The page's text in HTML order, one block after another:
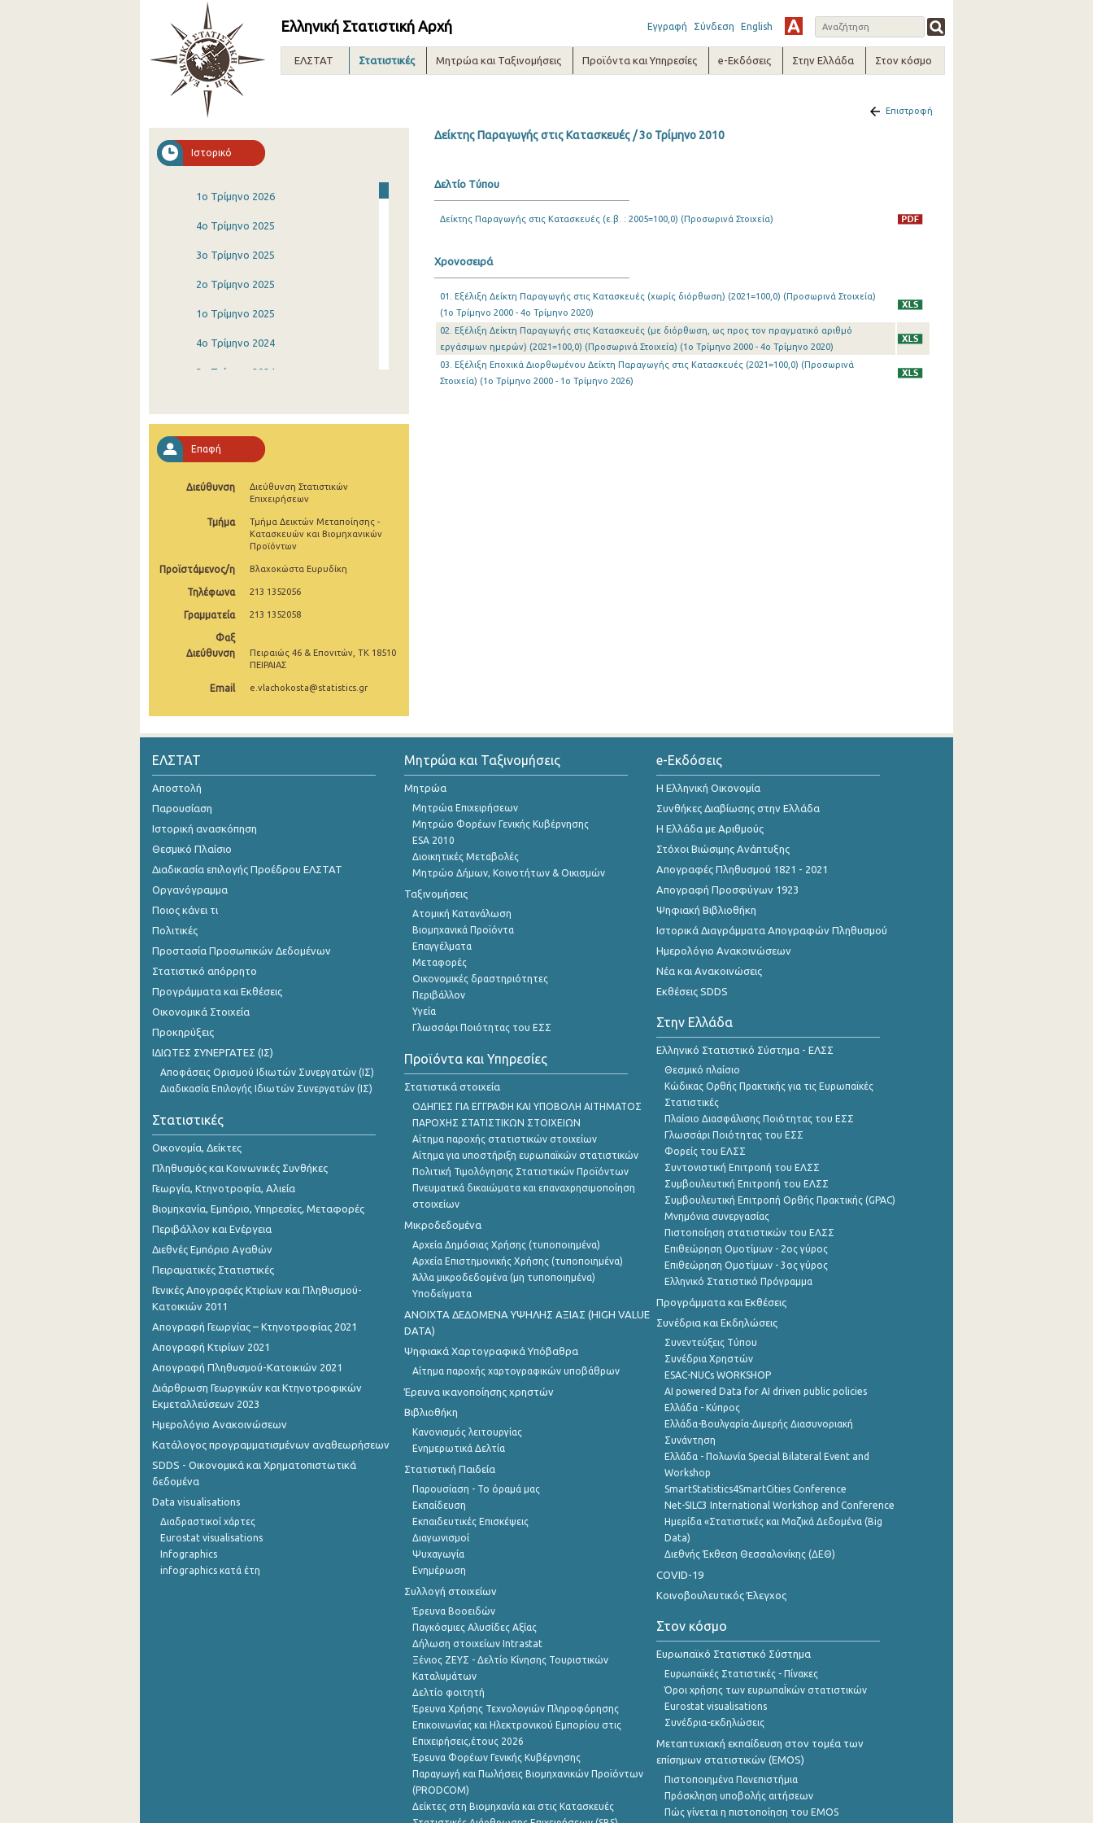
Ελληνική Στατιστική Αρχή Εγγραφή Σύνδεση English
ΕΛΣΤΑΤ Στατιστικές Μητρώα και Ταξινομήσεις Προϊόντα και Υπηρεσίες e-Εκδόσεις Στην Ελλάδα Στον κόσμο
Ιστορικό
1o Τρίμηνο 2026
4o Τρίμηνο 2025
3o Τρίμηνο 2025
2o Τρίμηνο 2025
1o Τρίμηνο 2025
4o Τρίμηνο 2024
3o Τρίμηνο 2024
4o Τρίμηνο 2023
3o Τρίμηνο 2023
2o Τρίμηνο 2023
1o Τρίμηνο 2023
4o Τρίμηνο 2022
2o Τρίμηνο 2022
1o Τρίμηνο 2022
4o Τρίμηνο 2021
2o Τρίμηνο 2021
1o Τρίμηνο 2021
4o Τρίμηνο 2020
2o Τρίμηνο 2020
4o Τρίμηνο 2019
3o Τρίμηνο 2019
2o Τρίμηνο 2019
1o Τρίμηνο 2019
4o Τρίμηνο 2018
3o Τρίμηνο 2018
1o Τρίμηνο 2018
4o Τρίμηνο 2017
3o Τρίμηνο 2017
1o Τρίμηνο 2017
3o Τρίμηνο 2016
1o Τρίμηνο 2016
4o Τρίμηνο 2015
3o Τρίμηνο 2015
1o Τρίμηνο 2015
4o Τρίμηνο 2014
3o Τρίμηνο 2014
2o Τρίμηνο 2014
Επαφή
Διεύθυνση
Διεύθυνση Στατιστικών
Επιχειρήσεων
Τμήμα
Τμήμα Δεικτών Μεταποίησης -
Κατασκευών και Βιομηχανικών
Προϊόντων
Προϊστάμενος/η Βλαχοκώστα Ευρυδίκη
Τηλέφωνα 213 1352056
Γραμματεία 213 1352058
Φαξ
Διεύθυνση
Πειραιώς 46 & Επονιτών, ΤΚ 18510
ΠΕΙΡΑΙΑΣ
Email e.vlachokosta@statistics.gr
Επιστροφή
Δείκτης Παραγωγής στις Κατασκευές / 3o Τρίμηνο 2010
Δελτίο Τύπου
Δείκτης Παραγωγής στις Κατασκευές (ε.β. : 2005=100,0) (Προσωρινά Στοιχεία)
Χρονοσειρά
01. Εξέλιξη Δείκτη Παραγωγής στις Κατασκευές (χωρίς διόρθωση) (2021=100,0) (Προσωρινά Στοιχεία)
(1o Τρίμηνο 2000 - 4o Τρίμηνο 2020)
02. Εξέλιξη Δείκτη Παραγωγής στις Κατασκευές (με διόρθωση, ως προς τον πραγματικό αριθμό
εργάσιμων ημερών) (2021=100,0) (Προσωρινά Στοιχεία) (1o Τρίμηνο 2000 - 4o Τρίμηνο 2020)
03. Εξέλιξη Εποχικά Διορθωμένου Δείκτη Παραγωγής στις Κατασκευές (2021=100,0) (Προσωρινά
Στοιχεία) (1o Τρίμηνο 2000 - 1o Τρίμηνο 2026)
ΕΛΣΤΑΤ
Αποστολή
Παρουσίαση
Ιστορική ανασκόπηση
Θεσμικό Πλαίσιο
Διαδικασία επιλογής Προέδρου ΕΛΣΤΑΤ
Οργανόγραμμα
Ποιος κάνει τι
Πολιτικές
Προστασία Προσωπικών Δεδομένων
Στατιστικό απόρρητο
Προγράμματα και Εκθέσεις
Οικονομικά Στοιχεία
Προκηρύξεις
ΙΔΙΩΤΕΣ ΣΥΝΕΡΓΑΤΕΣ (ΙΣ)
Αποφάσεις Ορισμού Ιδιωτών Συνεργατών (ΙΣ)
Διαδικασία Επιλογής Ιδιωτών Συνεργατών (ΙΣ)
Στατιστικές
Οικονομία, Δείκτες
Πληθυσμός και Κοινωνικές Συνθήκες
Γεωργία, Κτηνοτροφία, Αλιεία
Βιομηχανία, Εμπόριο, Υπηρεσίες, Μεταφορές
Περιβάλλον και Ενέργεια
Διεθνές Εμπόριο Αγαθών
Πειραματικές Στατιστικές
Γενικές Απογραφές Κτιρίων και Πληθυσμού-
Κατοικιών 2011
Απογραφή Γεωργίας – Κτηνοτροφίας 2021
Απογραφή Κτιρίων 2021
Απογραφή Πληθυσμού-Κατοικιών 2021
Διάρθρωση Γεωργικών και Κτηνοτροφικών
Εκμεταλλεύσεων 2023
Ημερολόγιο Ανακοινώσεων
Κατάλογος προγραμματισμένων αναθεωρήσεων
SDDS - Οικονομικά και Χρηματοπιστωτικά
δεδομένα
Data visualisations
Διαδραστικοί χάρτες
Eurostat visualisations
Infographics
infographics κατά έτη
Μητρώα και Ταξινομήσεις
Μητρώα
Μητρώα Επιχειρήσεων
Μητρώο Φορέων Γενικής Κυβέρνησης
ESA 2010
Διοικητικές Μεταβολές
Μητρώο Δήμων, Κοινοτήτων & Οικισμών
Ταξινομήσεις
Ατομική Κατανάλωση
Βιομηχανικά Προϊόντα
Επαγγέλματα
Μεταφορές
Οικονομικές δραστηριότητες
Περιβάλλον
Υγεία
Γλωσσάρι Ποιότητας του ΕΣΣ
Προϊόντα και Υπηρεσίες
Στατιστικά στοιχεία
ΟΔΗΓΙΕΣ ΓΙΑ ΕΓΓΡΑΦΗ ΚΑΙ ΥΠΟΒΟΛΗ ΑΙΤΗΜΑΤΟΣ
ΠΑΡΟΧΗΣ ΣΤΑΤΙΣΤΙΚΩΝ ΣΤΟΙΧΕΙΩΝ
Αίτημα παροχής στατιστικών στοιχείων
Αίτημα για υποστήριξη ευρωπαϊκών στατιστικών
Πολιτική Τιμολόγησης Στατιστικών Προϊόντων
Πνευματικά δικαιώματα και επαναχρησιμοποίηση
στοιχείων
Μικροδεδομένα
Αρχεία Δημόσιας Χρήσης (τυποποιημένα)
Αρχεία Επιστημονικής Χρήσης (τυποποιημένα)
Άλλα μικροδεδομένα (μη τυποποιημένα)
Υποδείγματα
ANOIXTA ΔΕΔΟΜΕΝΑ ΥΨΗΛΗΣ ΑΞΙΑΣ (HIGH VALUE
DATA)
Ψηφιακά Χαρτογραφικά Υπόβαθρα
Αίτημα παροχής χαρτογραφικών υποβάθρων
Έρευνα ικανοποίησης χρηστών
Βιβλιοθήκη
Κανονισμός λειτουργίας
Ενημερωτικά Δελτία
Στατιστική Παιδεία
Παρουσίαση - Το όραμά μας
Εκπαίδευση
Εκπαιδευτικές Επισκέψεις
Διαγωνισμοί
Ψυχαγωγία
Ενημέρωση
Συλλογή στοιχείων
Έρευνα Βοοειδών
Παγκόσμιες Αλυσίδες Αξίας
Δήλωση στοιχείων Intrastat
Ξένιος ΖΕΥΣ - Δελτίο Κίνησης Τουριστικών
Καταλυμάτων
Δελτίο φοιτητή
Έρευνα Χρήσης Τεχνολογιών Πληροφόρησης
Επικοινωνίας και Ηλεκτρονικού Εμπορίου στις
Επιχειρήσεις,έτους 2026
Έρευνα Φορέων Γενικής Κυβέρνησης
Παραγωγή και Πωλήσεις Βιομηχανικών Προϊόντων
(PRODCOM)
Δείκτες στη Βιομηχανία και στις Κατασκευές
e-Εκδόσεις
Η Ελληνική Οικονομία
Συνθήκες Διαβίωσης στην Ελλάδα
Η Ελλάδα με Αριθμούς
Στόχοι Βιώσιμης Ανάπτυξης
Απογραφές Πληθυσμού 1821 - 2021
Απογραφή Προσφύγων 1923
Ψηφιακή Βιβλιοθήκη
Ιστορικά Διαγράμματα Απογραφών Πληθυσμού
Ημερολόγιο Ανακοινώσεων
Νέα και Ανακοινώσεις
Εκθέσεις SDDS
Στην Ελλάδα
Ελληνικό Στατιστικό Σύστημα - ΕΛΣΣ
Θεσμικό πλαίσιο
Κώδικας Ορθής Πρακτικής για τις Ευρωπαϊκές
Στατιστικές
Πλαίσιο Διασφάλισης Ποιότητας του ΕΣΣ
Γλωσσάρι Ποιότητας του ΕΣΣ
Φορείς του ΕΛΣΣ
Συντονιστική Επιτροπή του ΕΛΣΣ
Συμβουλευτική Επιτροπή του ΕΛΣΣ
Συμβουλευτική Επιτροπή Ορθής Πρακτικής (GPAC)
Μνημόνια συνεργασίας
Πιστοποίηση στατιστικών του ΕΛΣΣ
Επιθεώρηση Ομοτίμων - 2ος γύρος
Επιθεώρηση Ομοτίμων - 3ος γύρος
Ελληνικό Στατιστικό Πρόγραμμα
Προγράμματα και Εκθέσεις
Συνέδρια και Εκδηλώσεις
Συνεντεύξεις Τύπου
Συνέδρια Χρηστών
ESAC-NUCs WORKSHOP
AI powered Data for AI driven public policies
Ελλάδα - Κύπρος
Ελλάδα-Βουλγαρία-Διμερής Διασυνοριακή
Συνάντηση
Ελλάδα - Πολωνία Special Bilateral Event and
Workshop
SmartStatistics4SmartCities Conference
Net-SILC3 International Workshop and Conference
Ημερίδα «Στατιστικές και Μαζικά Δεδομένα (Big
Data)
Διεθνής Έκθεση Θεσσαλονίκης (ΔΕΘ)
COVID-19
Κοινοβουλευτικός Έλεγχος
Στον κόσμο
Ευρωπαϊκό Στατιστικό Σύστημα
Ευρωπαϊκές Στατιστικές - Πίνακες
Όροι χρήσης των ευρωπαΪκών στατιστικών
Eurostat visualisations
Συνέδρια-εκδηλώσεις
Μεταπτυχιακή εκπαίδευση στον τομέα των
επίσημων στατιστικών (EMOS)
Πιστοποιημένα Πανεπιστήμια
Πρόσκληση υποβολής αιτήσεων
Πώς γίνεται η πιστοποίηση του EMOS